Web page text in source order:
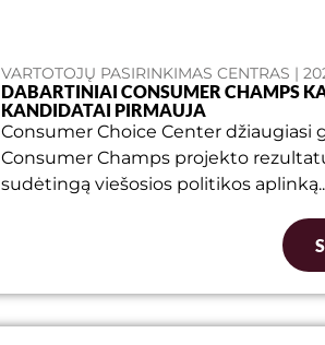
VARTOTOJŲ PASIRINKIMAS CENTRAS |
DABARTINIAI CONSUMER CHAMPS
KANDIDATAI PIRMAUJA
Consumer Choice Center
Consumer Champs projekto
sudėtingą viešosios politikos